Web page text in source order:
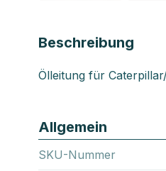
Beschreibung
Ölleitung für
Allgemein
SKU-Nummer